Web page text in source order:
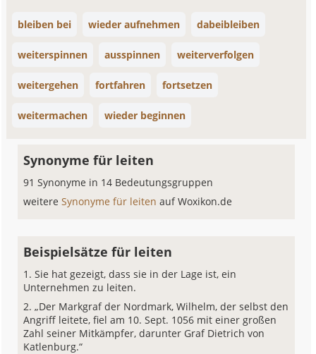
bleiben bei wieder aufnehmen dabeibleiben
weiterspinnen ausspinnen weiterverfolgen
weitergehen fortfahren fortsetzen
weitermachen wieder beginnen
Synonyme für leiten
91 Synonyme in 14 Bedeutungsgruppen
weitereSynonyme für leitenauf Woxikon.de
Beispielsätze für leiten
Sie hat gezeigt, dass sie in der Lage ist, ein
Unternehmen zu leiten.
„Der Markgraf der Nordmark, Wilhelm, der selbst den
Angriff leitete, fiel am 10. Sept. 1056 mit einer großen
Zahl seiner Mitkämpfer, darunter Graf Dietrich von
Katlenburg.“